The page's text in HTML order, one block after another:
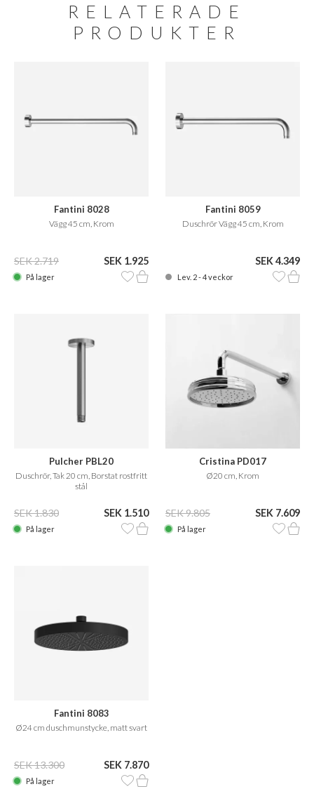
RELATERADE
PRODUKTER
Fantini 8028
Vägg 45 cm, Krom
SEK 2.719 SEK 1.925
På lager
Fantini 8059
Duschrör Vägg 45 cm, Krom
SEK 4.349
Lev. 2 - 4 veckor
Pulcher PBL20
Duschrör, Tak 20 cm, Borstat rostfritt
stål
SEK 1.830 SEK 1.510
På lager
Cristina PD017
Ø20 cm, Krom
SEK 9.805 SEK 7.609
På lager
Fantini 8083
Ø24 cm duschmunstycke, matt svart
SEK 13.300 SEK 7.870
På lager